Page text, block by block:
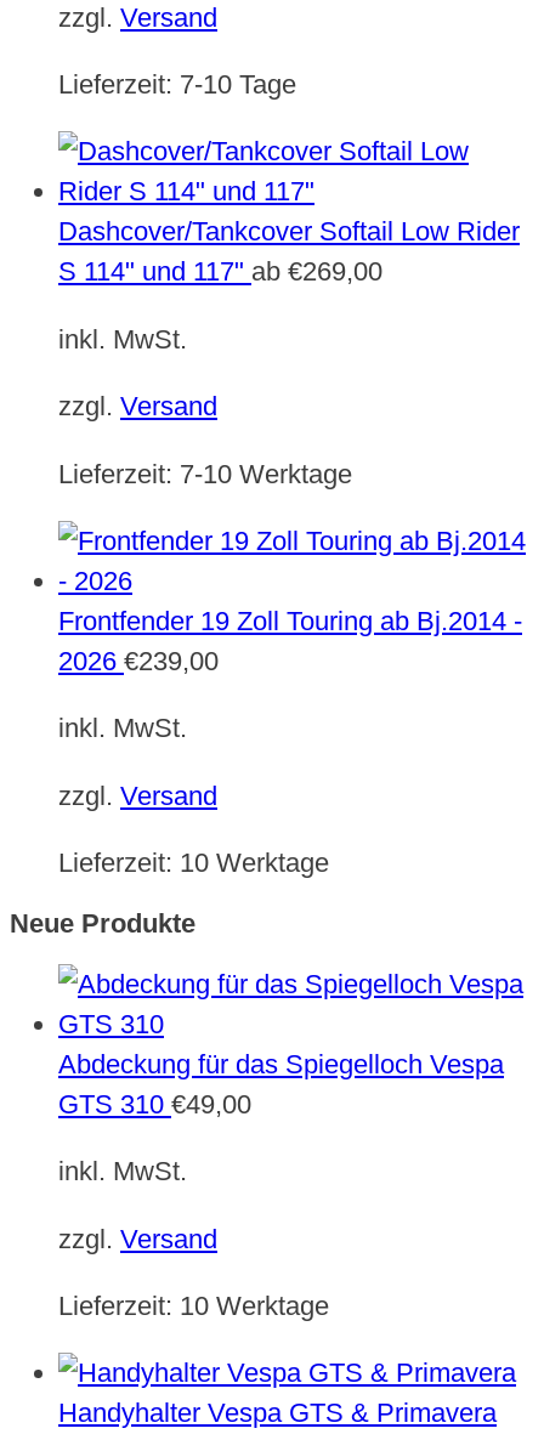
zzgl. Versand
Lieferzeit: 7-10 Tage
Dashcover/Tankcover Softail Low Rider
S 114" und 117" ab €269,00
inkl. MwSt.
zzgl. Versand
Lieferzeit: 7-10 Werktage
Frontfender 19 Zoll Touring ab Bj.2014 -
2026 €239,00
inkl. MwSt.
zzgl. Versand
Lieferzeit: 10 Werktage
Neue Produkte
Abdeckung für das Spiegelloch Vespa
GTS 310 €49,00
inkl. MwSt.
zzgl. Versand
Lieferzeit: 10 Werktage
Handyhalter Vespa GTS & Primavera